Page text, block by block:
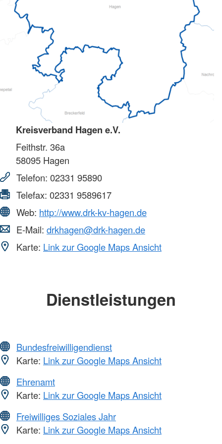
Kreisverband Hagen e.V.
Feithstr. 36a
58095 Hagen
Telefon: 02331 95890
Telefax: 02331 9589617
Web: http://www.drk-kv-hagen.de
E-Mail: drkhagen@drk-hagen.de
Karte: Link zur Google Maps Ansicht
Dienstleistungen
Bundesfreiwilligendienst
Karte: Link zur Google Maps Ansicht
Ehrenamt
Karte: Link zur Google Maps Ansicht
Freiwilliges Soziales Jahr
Karte: Link zur Google Maps Ansicht